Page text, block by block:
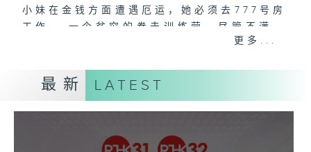
小妹在金钱方面遭遇厄运，她必须去777号房
工作---一个贫穷的拳击训练营。尽管不满，
三姐妹不得不忍耐，因为如果这次无法解决厄
主演:
大姐道安(Duean): Tonhorm Sakuntala
更多...
最新 LATEST